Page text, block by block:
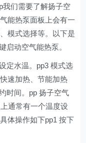
我们需要了解扬子空
能热泵面板上会有一
模式选择等。以下是
启动空气能热泵。
定水温。pp3 模式选
速加热、节能加热
时间。pp 扬子空气
通常有一个温度设
体操作如下pp1 按下